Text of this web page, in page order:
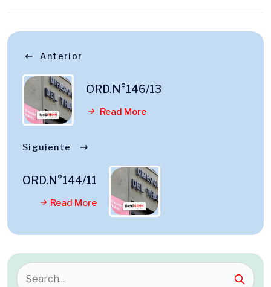
Anterior
ORD.N°146/13
Read More
Siguiente
ORD.N°144/11
Read More